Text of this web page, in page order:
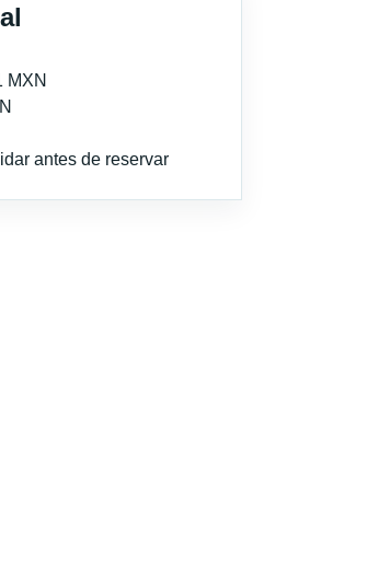
MXN
antes de reservar